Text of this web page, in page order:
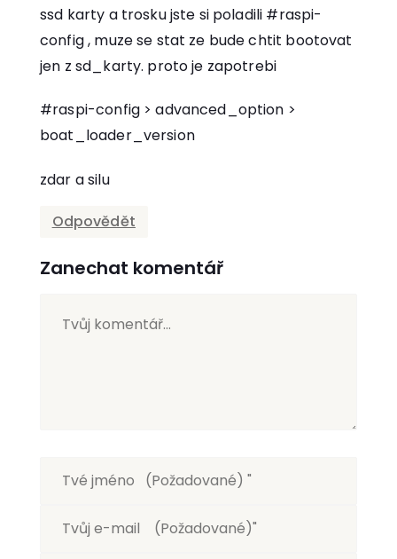
ssd karty a trosku jste si poladili #raspi-
config , muze se stat ze bude chtit bootovat
jen z sd_karty. proto je zapotrebi
#raspi-config > advanced_option >
boat_loader_version
zdar a silu
Odpovědět
Zanechat komentář